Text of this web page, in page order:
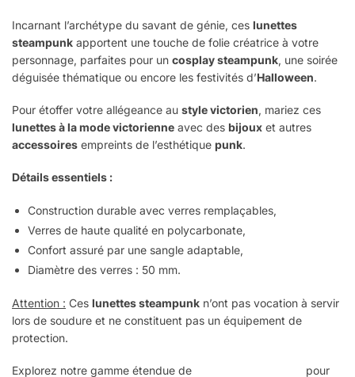
Incarnant l’archétype du savant de génie, ces lunettes
steampunk apportent une touche de folie créatrice à votre
personnage, parfaites pour un cosplay steampunk, une soirée
déguisée thématique ou encore les festivités d’Halloween.
Pour étoffer votre allégeance au style victorien, mariez ces
lunettes à la mode victorienne avec des bijoux et autres
accessoires empreints de l’esthétique punk.
Détails essentiels :
Construction durable avec verres remplaçables,
Verres de haute qualité en polycarbonate,
Confort assuré par une sangle adaptable,
Diamètre des verres : 50 mm.
Attention : Ces lunettes steampunk n’ont pas vocation à servir
lors de soudure et ne constituent pas un équipement de
protection.
Explorez notre gamme étendue de
pour